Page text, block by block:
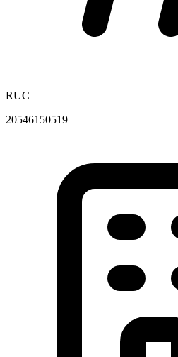
RUC
20546150519